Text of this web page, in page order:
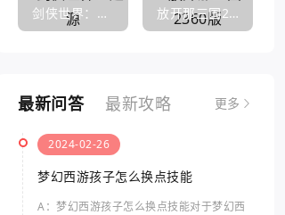
剑侠世界：起源 放开那三国2360版
最新问答 最新攻略 更多
2024-02-26
梦幻西游孩子怎么换点技能
A：梦幻西游孩子怎么换点技能对于梦幻西